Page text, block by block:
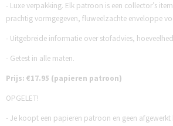
- Luxe verpakking. Elk patroon is een collector’s
prachtig vormgegeven, fluweelzachte enveloppe
- Uitgebreide informatie over stofadvies,
- Getest in alle maten.
Prijs: €17.95 (papieren patroon)
OPGELET!
- Je koopt een papieren patroon en geen afgewerkt